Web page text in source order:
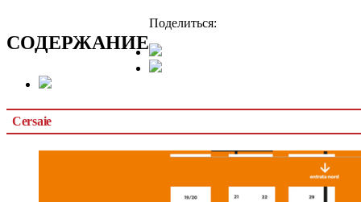
CОДЕРЖАНИЕ
Поделиться:
Cersaie